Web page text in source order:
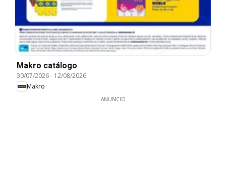
Makro catálogo
30/07/2026- 12/08/2026
Makro
ANUNCIO